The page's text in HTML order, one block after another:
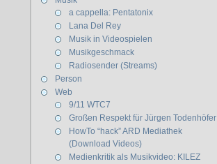
a cappella: Pentatonix
Lana Del Rey
Musik in Videospielen
Musikgeschmack
Radiosender (Streams)
Person
Web
9/11 WTC7
Großen Respekt für Jürgen Todenhöfer
HowTo “hack” ARD Mediathek
(Download Videos)
Medienkritik als Musikvideo: KILEZ